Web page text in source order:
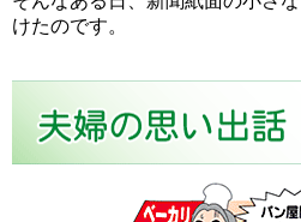
けたのです。